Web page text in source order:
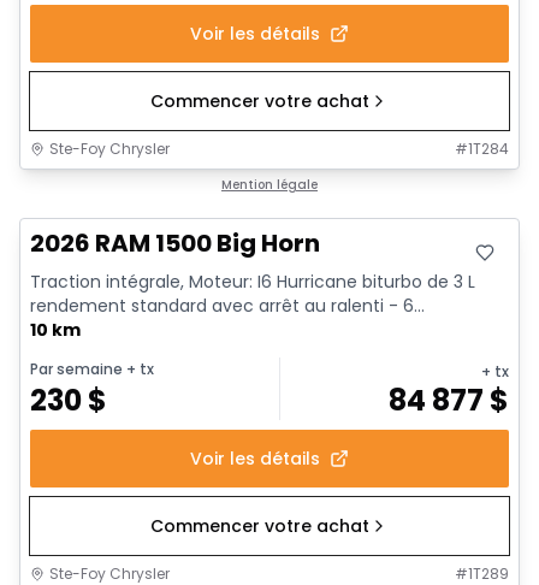
Voir les détails
Commencer votre achat
Ste-Foy Chrysler #1T284
Mention légale
2026 RAM 1500 Big Horn
Traction intégrale, Moteur: I6 Hurricane biturbo de 3 L
rendement standard avec arrêt au ralenti - 6...
10 km
Par semaine + tx
230$
+ tx
84 877 $
Voir les détails
Commencer votre achat
Ste-Foy Chrysler #1T289